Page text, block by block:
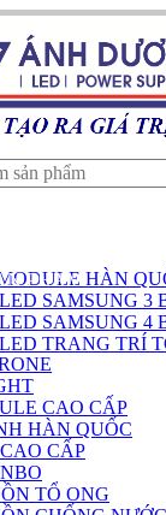
HÀN
SAMSUNG 3
SAMSUNG 4
TRANG TRÍ
PHẨM
CAO CẤP
HÀN QUỐC
CẤP
TỔ ONG